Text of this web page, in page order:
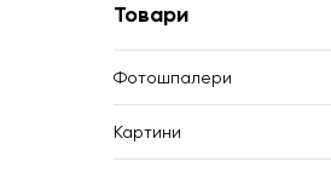
Товари
Фотошпалери
Картини